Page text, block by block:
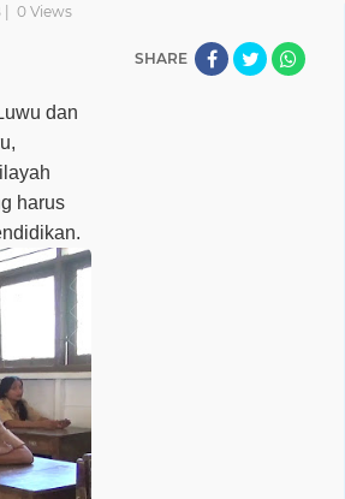
| 0 Views
SHARE
dan
harus